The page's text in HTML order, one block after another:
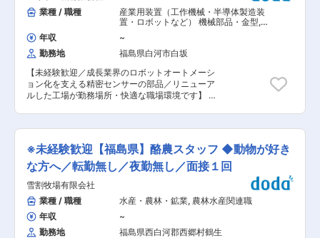
とができます。 ・中小規模法人部門において、
「健康経営優良法人2025」を取得しています。
・平均年休取得9.6日 変更の範囲：無
います。 ◆CAD業務 専用ソフトを用いた図面作
成します。（操作は入社後に習得可能です。） ◆
店舗業務 伝票処理や電話対応、HPの簡易的なお
知らせ更新など。 ■魅力： ・ログハウス風の素
敵なオフィスは、暖炉があり冬もあたたかいで
す。冷暖房完備の店舗内での仕事が中心のため、
体力的な不安なく専門性を発揮できます。 ・残業
はほぼなく、お休みもしっかり年間休日120日ご
ざいます。 ■組織構成： 4名 ■当社について：
福島県西白河郡を拠点に、ロボット芝刈機・薪ス
囲：会社の定める業務
業種 / 職種
産業用装置（工作機械・半導体製造装
置・ロボットなど） 機械部品・金型,
年収
~
勤務地
福島県白河市白坂
【未経験歓迎／成長業界のロボットオートメーシ
ョン化を支える精密センサーの部品／リニューア
ルした工場が勤務場所・快適な職場環境です】 ■
として、精度の高い部品を多く製造している当
社。この度、新たに金属加工オペレーターを募集
します。 ■業務内容： ・NC旋盤、マシニングセ
ンタを用いた金属部品の加工 ・機械および仕上げ
加工 ・加工品の検査、洗浄 ・完成品の組立 ・機
械のメンテナンス（切粉掃除、油補充等） ・その
他、上記に付随する業務全般 ■業務のポイント：
・量産品だけでなく、オーダーメイドの部品製造
も行うため、やりがいを感じながら高い技術を身
につけることが可能です。 ・製品不良が圧倒的に
※未経験歓迎【福島県】酪農スタッフ ◆動物が好き
な方へ／転勤無し／夜勤無し／面接１回
雪割牧場有限会社
業種 / 職種
水産・農林・鉱業, 農林水産関連職
年収
~
勤務地
福島県西白河郡西郷村鶴生